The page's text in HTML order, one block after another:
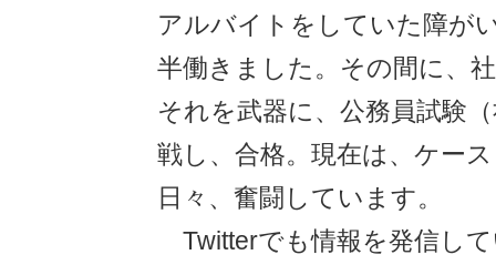
アルバイトをしていた障が
半働きました。その間に、
それを武器に、公務員試験
戦し、合格。現在は、ケー
日々、奮闘しています。
Twitterでも情報を発信し